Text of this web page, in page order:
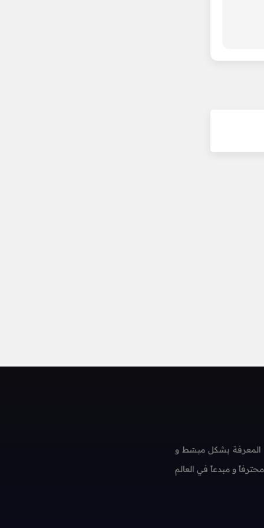
المعرفة بشكل مبسّط و
و مبدعاً في العالم